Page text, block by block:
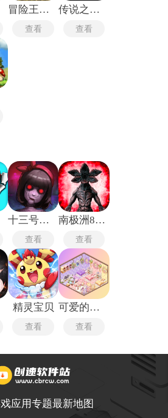
价更多取决于配合默契度而非单方操
冒险王之精灵物语速升版
查看
传说之下三重审判手机版
查看
十三号病院
查看
南极洲88号
查看
精灵宝贝
查看
可爱的房屋设计
查看
应用专题最新地图